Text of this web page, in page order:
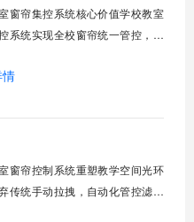
窗帘集控系统核心价值学校教室
系统实现全校窗帘统一管控，提
后，一键完成全校窗帘开合，节
康，营造舒适教学环境。节能减
著，延长窗帘使用寿命，降低学
窗帘控制系统重塑教学空间光环
传统手动拉拽，自动化管控滤除